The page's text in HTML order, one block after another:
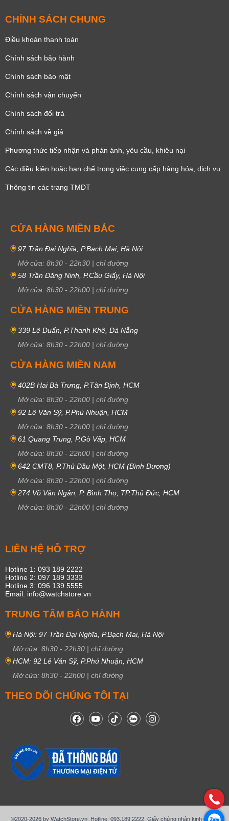
CHÍNH SÁCH CHUNG
Điều khoản thanh toán
Chính sách bảo hành
Chính sách bảo mật
Chính sách vận chuyển
Chính sách đổi trả
Chính sách về giá
Phương thức tiếp nhận và phản ánh, yêu cầu, khiêu nại
Các điều kiện hoặc hạn chế trong việc cung cấp hàng hóa, dịch vụ
Thông tin các trang TMĐT
CỬA HÀNG MIỀN BẮC
97 Trần Đại Nghĩa, P.Bạch Mai, Hà Nội
Mở cửa: 8h30 - 22h30 | chỉ đường
58 Trần Đăng Ninh, P.Cầu Giấy, Hà Nội
Mở cửa: 8h30 - 22h00 | chỉ đường
CỬA HÀNG MIỀN TRUNG
339 Lê Duẩn, P.Thanh Khê, Đà Nẵng
Mở cửa: 8h30 - 22h00 | chỉ đường
CỬA HÀNG MIỀN NAM
402B Hai Bà Trưng, P.Tân Định, HCM
Mở cửa: 8h30 - 22h00 | chỉ đường
92 Lê Văn Sỹ, P.Phú Nhuận, HCM
Mở cửa: 8h30 - 22h00 | chỉ đường
61 Quang Trung, P.Gò Vấp, HCM
Mở cửa: 8h30 - 22h00 | chỉ đường
642 CMT8, P.Thủ Dầu Một, HCM (Bình Dương)
Mở cửa: 8h30 - 22h00 | chỉ đường
274 Võ Văn Ngân, P. Bình Thọ, TP.Thủ Đức, HCM
Mở cửa: 8h30 - 22h00 | chỉ đường
LIÊN HỆ HỖ TRỢ
Hotline 1: 093 189 2222
Hotline 2: 097 189 3333
Hotline 3: 096 139 5555
Email: info@watchstore.vn
TRUNG TÂM BẢO HÀNH
Hà Nội: 97 Trần Đại Nghĩa, P.Bạch Mai, Hà Nội
Mở cửa: 8h30 - 22h30 | chỉ đường
HCM: 92 Lê Văn Sỹ, P.Phú Nhuận, HCM
Mở cửa: 8h30 - 22h00 | chỉ đường
THEO DÕI CHÚNG TÔI TẠI
©2020-2026 by WatchStore.vn. Hotline: 093.189.2222. Giấy chứng nhận kinh doanh